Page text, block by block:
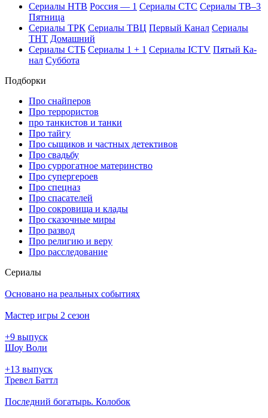
Се­риа­лы НТВ Рос­сия — 1 Се­риа­лы СТС Се­риа­лы ТВ–3
Пят­ни­ца
Се­риа­лы ТРК Се­риа­лы ТВЦ Пер­вый Ка­нал Се­риа­лы
ТНТ До­маш­ний
Се­риа­лы СТБ Се­риа­лы 1 + 1 Се­риа­лы ICTV Пя­тый Ка­
нал Суб­бо­та
Подборки
Про снайперов
Про террористов
про танкистов и танки
Про тайгу
Про сыщиков и частных детективов
Про свадьбу
Про суррогатное материнство
Про супергероев
Про спецназ
Про спасателей
Про сокровища и клады
Про сказочные миры
Про развод
Про религию и веру
Про расследование
Се­риа­лы
Основано на реальных событиях
Мастер игры 2 сезон
+9 выпуск
Шоу Воли
+13 выпуск
Тревел Баттл
Последний богатырь. Колобок